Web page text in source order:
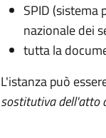
SPID (sistema
nazionale dei
tutta la
L'istanza può
sostitutiva dell'atto